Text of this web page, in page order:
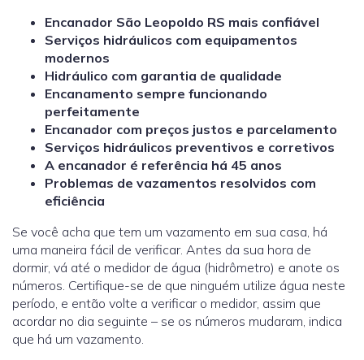
Encanador São Leopoldo RS mais confiável
Serviços hidráulicos com equipamentos
modernos
Hidráulico com garantia de qualidade
Encanamento sempre funcionando
perfeitamente
Encanador com preços justos e parcelamento
Serviços hidráulicos preventivos e corretivos
A encanador é referência há 45 anos
Problemas de vazamentos resolvidos com
eficiência
Se você acha que tem um vazamento em sua casa, há
uma maneira fácil de verificar. Antes da sua hora de
dormir, vá até o medidor de água (hidrômetro) e anote os
números. Certifique-se de que ninguém utilize água neste
período, e então volte a verificar o medidor, assim que
acordar no dia seguinte – se os números mudaram, indica
que há um vazamento.